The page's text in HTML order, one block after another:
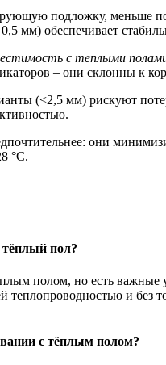
подложку, меньше
мм) обеспечивает
с теплыми
– они склонны к
(<2,5 мм) рискуют
они
°C.
пол?
полом, но есть
и без
с тёплым полом?